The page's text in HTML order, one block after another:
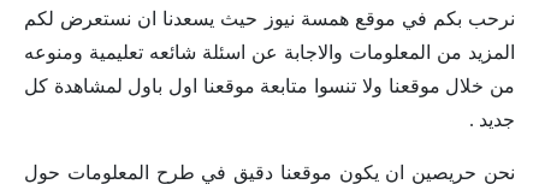
نرحب بكم في موقع همسة نيوز حيث يسعدنا ان نستعرض لكم
المزيد من المعلومات والاجابة عن اسئلة شائعه تعليمية ومنوعه
من خلال موقعنا ولا تنسوا متابعة موقعنا اول باول لمشاهدة كل
جديد .
نحن حريصين ان يكون موقعنا دقيق في طرح المعلومات حول